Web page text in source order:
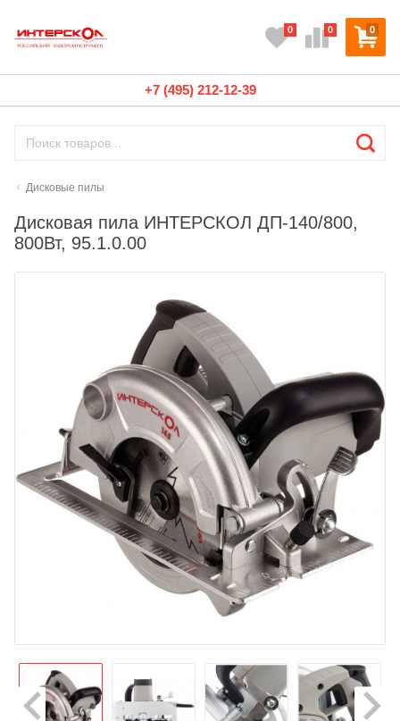
0
0 0
+7 (495) 212-12-39
Дисковые пилы
Дисковая пила ИНТЕРСКОЛ ДП-140/800,
800Вт, 95.1.0.00